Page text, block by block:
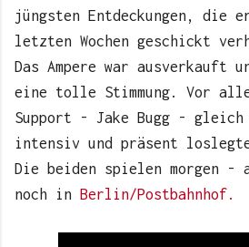
jüngsten Entdeckungen, die
letzten Wochen geschickt
Das Ampere war ausverkauft
eine tolle Stimmung. Vor
Support - Jake Bugg - gleich
intensiv und präsent
Die beiden spielen morgen -
noch in
Berlin/Postbahnhof.